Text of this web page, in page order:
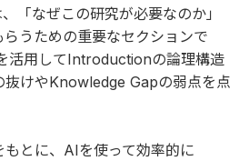
「なぜこの研究が必要なのか」
うための重要なセクションで
活用してIntroductionの論理構造
抜けやKnowledge Gapの弱点を点
もとに、AIを使って効率的に